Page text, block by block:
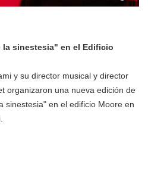
la sinestesia" en el Edificio
y su director musical y director
organizaron una nueva edición de
sinestesia" en el edificio Moore en